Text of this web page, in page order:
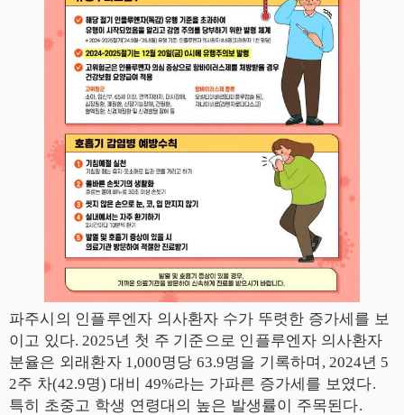
파주시의 인플루엔자 의사환자 수가 뚜렷한 증가세를 보
이고 있다. 2025년 첫 주 기준으로 인플루엔자 의사환자
분율은 외래환자 1,000명당63.9명을 기록하며 , 2024년 5
2주 차(42.9명)대비49%라는 가파른 증가세를 보였다.
특히 초중고 학생 연령대의 높은 발생률이 주목된다.